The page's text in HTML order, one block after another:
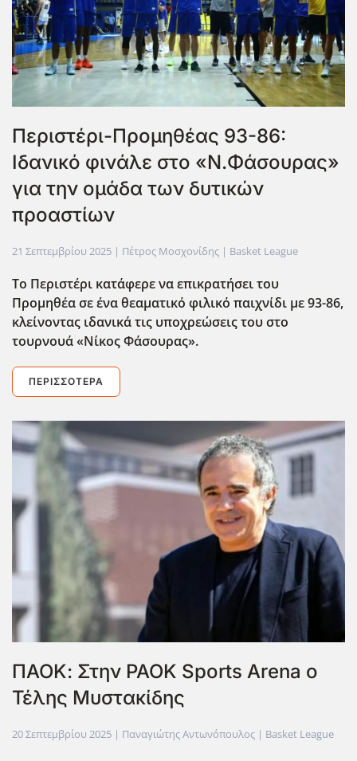
Περιστέρι-Προμηθέας 93-86:
Ιδανικό φινάλε στο «Ν.Φάσουρας»
για την ομάδα των δυτικών
προαστίων
21 Σεπτεμβρίου 2025 | Πέτρος Μοσχονίδης | Basket League
Το Περιστέρι κατάφερε να επικρατήσει του
Προμηθέα σε ένα θεαματικό φιλικό παιχνίδι με 93-86,
κλείνοντας ιδανικά τις υποχρεώσεις του στο
τουρνουά «Νίκος Φάσουρας».
ΠΕΡΙΣΣΌΤΕΡΑ
ΠΑΟΚ: Στην PAOK Sports Arena ο
Τέλης Μυστακίδης
20 Σεπτεμβρίου 2025 | Παναγιώτης Αντωνόπουλος | Basket League